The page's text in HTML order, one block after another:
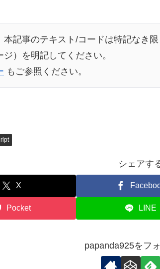
本記事のテキスト/コードは特記なき限
）を明記してください。
もご参照ください。
シェアす
X
Pocket LINE
papanda925をフ